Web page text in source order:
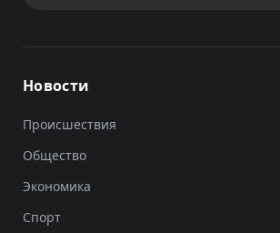
Новости
Происшествия
Общество
Экономика
Спорт